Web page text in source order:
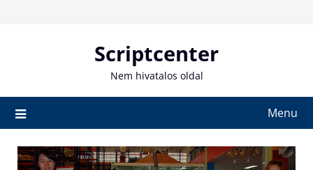
Scriptcenter
Nem hivatalos oldal
Menu